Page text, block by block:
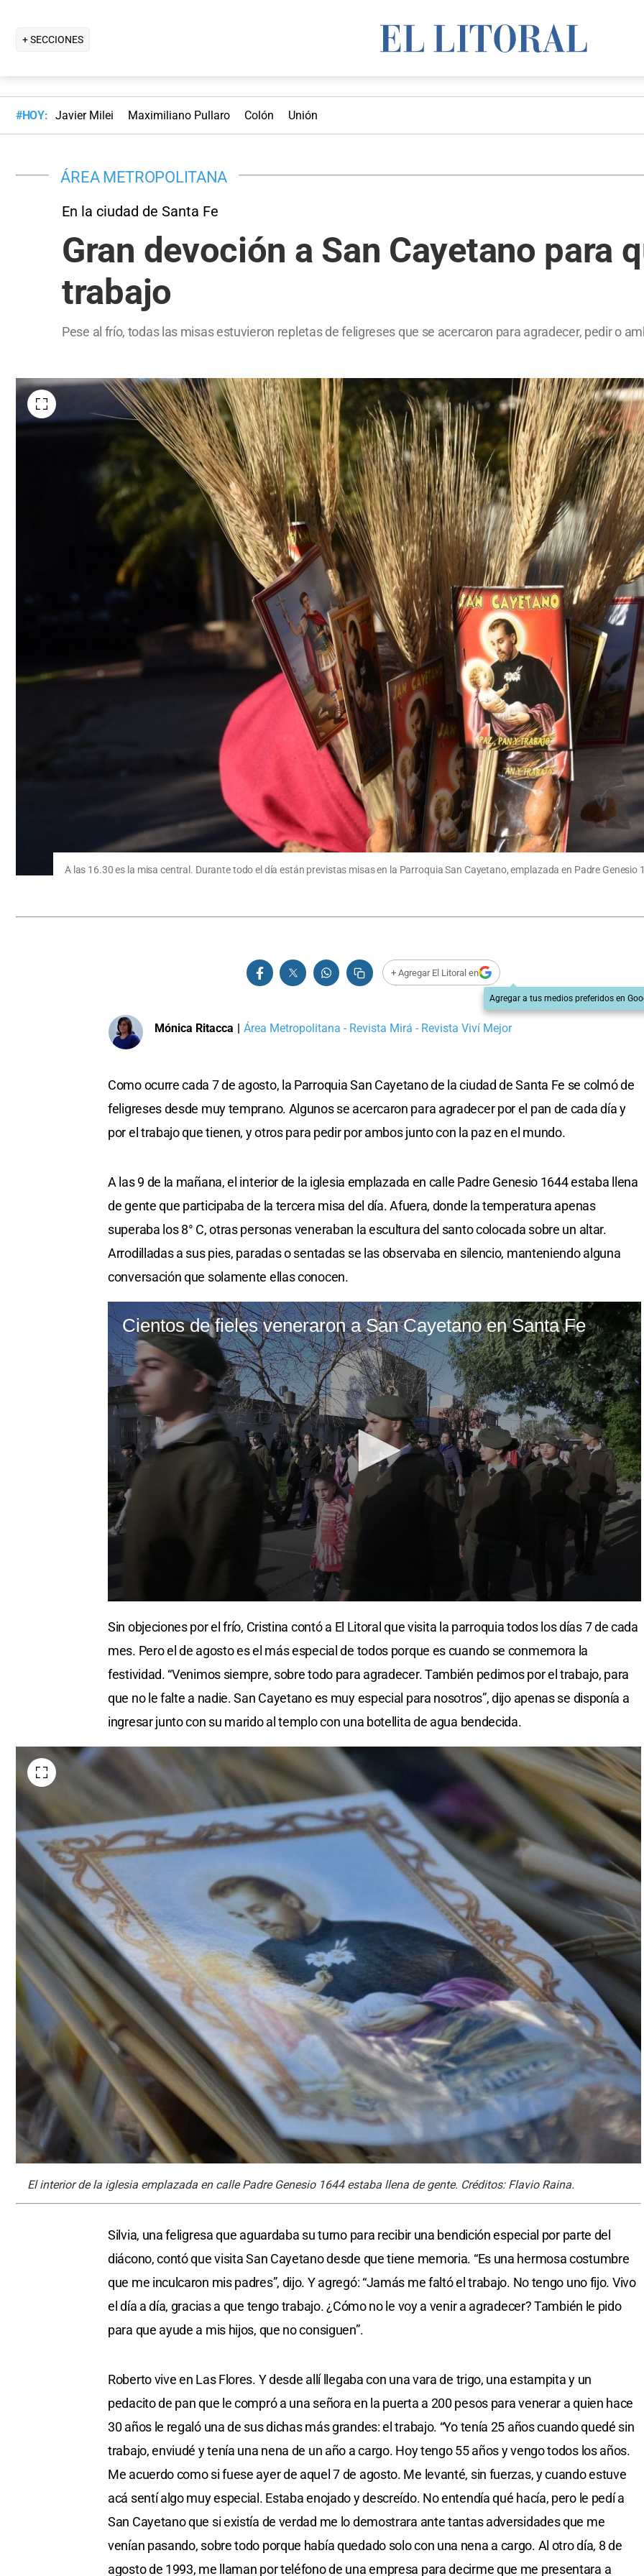
+ SECCIONES
#HOY: Javier Milei Maximiliano Pullaro Colón Unión
ÁREA METROPOLITANA
En la ciudad de Santa Fe
Gran devoción a San Cayetano para
trabajo
Pese al frío, todas las misas estuvieron repletas de feligreses que se acercaron para agradecer, pedir o
A las 16.30 es la misa central. Durante todo el día están previstas misas en la Parroquia San Cayetano, emplazada en Padre Genesio
+ Agregar El Litoral en
Agregar a tus medios preferidos en
Mónica Ritacca | Área Metropolitana - Revista Mirá - Revista Viví Mejor
Como ocurre cada 7 de agosto, la Parroquia San Cayetano de la ciudad de Santa Fe se colmó de
feligreses desde muy temprano. Algunos se acercaron para agradecer por el pan de cada día y
por el trabajo que tienen, y otros para pedir por ambos junto con la paz en el mundo.
A las 9 de la mañana, el interior de la iglesia emplazada en calle Padre Genesio 1644 estaba llena
de gente que participaba de la tercera misa del día. Afuera, donde la temperatura apenas
superaba los 8° C, otras personas veneraban la escultura del santo colocada sobre un altar.
Arrodilladas a sus pies, paradas o sentadas se las observaba en silencio, manteniendo alguna
conversación que solamente ellas conocen.
Sin objeciones por el frío, Cristina contó a El Litoral que visita la parroquia todos los días 7 de cada
mes. Pero el de agosto es el más especial de todos porque es cuando se conmemora la
festividad. “Venimos siempre, sobre todo para agradecer. También pedimos por el trabajo, para
que no le falte a nadie. San Cayetano es muy especial para nosotros”, dijo apenas se disponía a
ingresar junto con su marido al templo con una botellita de agua bendecida.
El interior de la iglesia emplazada en calle Padre Genesio 1644 estaba llena de gente. Créditos: Flavio Raina.
Silvia, una feligresa que aguardaba su turno para recibir una bendición especial por parte del
diácono, contó que visita San Cayetano desde que tiene memoria. “Es una hermosa costumbre
que me inculcaron mis padres”, dijo. Y agregó: “Jamás me faltó el trabajo. No tengo uno fijo. Vivo
el día a día, gracias a que tengo trabajo. ¿Cómo no le voy a venir a agradecer? También le pido
para que ayude a mis hijos, que no consiguen”.
Roberto vive en Las Flores. Y desde allí llegaba con una vara de trigo, una estampita y un
pedacito de pan que le compró a una señora en la puerta a 200 pesos para venerar a quien hace
30 años le regaló una de sus dichas más grandes: el trabajo. “Yo tenía 25 años cuando quedé sin
trabajo, enviudé y tenía una nena de un año a cargo. Hoy tengo 55 años y vengo todos los años.
Me acuerdo como si fuese ayer de aquel 7 de agosto. Me levanté, sin fuerzas, y cuando estuve
acá sentí algo muy especial. Estaba enojado y descreído. No entendía qué hacía, pero le pedí a
San Cayetano que si existía de verdad me lo demostrara ante tantas adversidades que me
venían pasando, sobre todo porque había quedado solo con una nena a cargo. Al otro día, 8 de
agosto de 1993, me llaman por teléfono de una empresa para decirme que me presentara a